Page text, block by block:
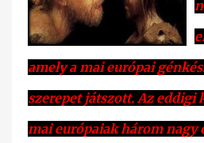
amely a mai európai
szerepet játszott. Az eddigi
mai európaiak három nagy